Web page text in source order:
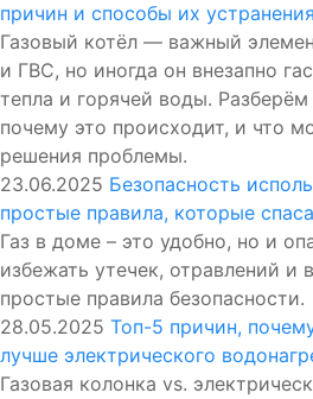
причин и способы их устранения
Газовый котёл — важный
и ГВС, но иногда он внезапно
тепла и горячей воды.
почему это происходит, и что
решения проблемы.
23.06.2025 Безопасность
простые правила, которые
Газ в доме – это удобно, но и
избежать утечек, отравлений и
простые правила безопасности.
28.05.2025 Топ-5 причин,
лучше электрического
Газовая колонка vs.